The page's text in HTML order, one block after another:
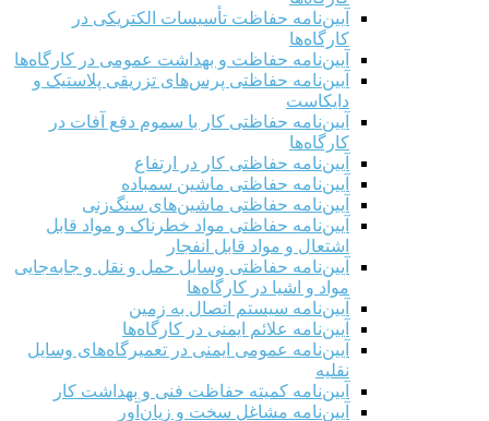
آیین‌نامه حفاظت تأسیسات الکتریکی در
کارگاه‌ها
آیین‌نامه حفاظت و بهداشت عمومی در کارگاه‌ها
آیین‌نامه حفاظتی پرس‌های تزریقی پلاستیک و
دایکاست
آیین‌نامه حفاظتی کار با سموم دفع آفات در
کارگاه‌ها
آیین‌نامه حفاظتی کار در ارتفاع
آیین‌نامه حفاظتی ماشین سمباده
آیین‌نامه حفاظتی ماشین‌های سنگ‌زنی
آیین‌نامه حفاظتی مواد خطرناک و مواد قابل
اشتعال و مواد قابل انفجار
آیین‌نامه حفاظتی وسایل حمل و نقل و جابه‌جایی
مواد و اشیا در کارگاه‌ها
آیین‌نامه سیستم اتصال به زمین
آیین‌نامه علائم ایمنی در کارگاه‌ها
آیین‌نامه عمومی ایمنی در تعمیرگاه‌های وسایل
نقلیه
آیین‌نامه کمیته حفاظت فنی و بهداشت کار
آیین‌نامه مشاغل سخت و زیان‌آور